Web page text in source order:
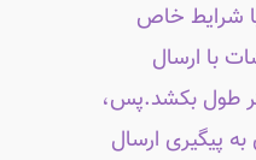
شرایط خاص
با ارسال
طول بکشد.پس،
پیگیری ارسال